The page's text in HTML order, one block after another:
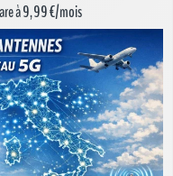
à 9,99 €/mois